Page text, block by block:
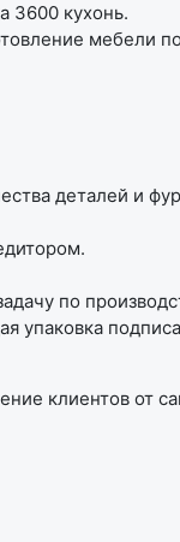
3600 кухонь.
мебели
деталей и
по
упаковка
клиентов от